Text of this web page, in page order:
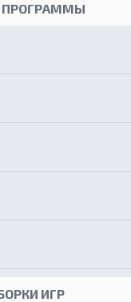
ПРОГРАММЫ
ИГР